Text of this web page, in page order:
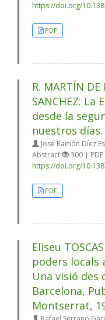
https://doi.org/
PDF
R. MARTÍN DE
SANCHEZ: La
desde la
nuestros
José Ramón Díez
Abstract
300 |
https://doi.org/
PDF
Eliseu
poders locals
Una visió des
Barcelona,
Montserrat,